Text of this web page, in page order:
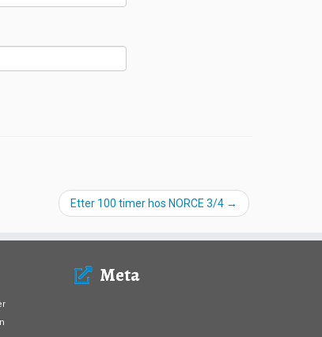
Etter 100 timer hos NORCE 3/4 →
Meta